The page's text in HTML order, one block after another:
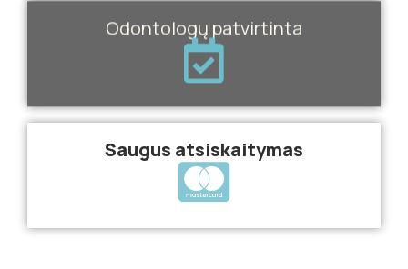
Odontologų patvirtinta
Saugus atsiskaitymas